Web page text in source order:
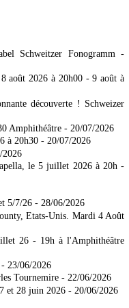
Schweitzer Fonogramm -
août 2026 à 20h00 - 9 août à
découverte ! Schweizer
Amphithéâtre - 20/07/2026
à 20h30 - 20/07/2026
2026
le 5 juillet 2026 à 20h -
5/7/26 - 28/06/2026
Etats-Unis. Mardi 4 Août
26 - 19h à l'Amphithéâtre
- 23/06/2026
Tournemire - 22/06/2026
et 28 juin 2026 - 20/06/2026